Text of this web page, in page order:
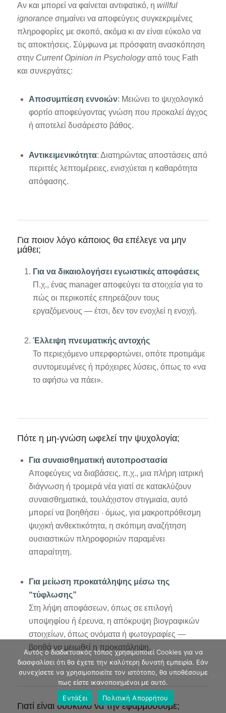
Αν και μπορεί να φαίνεται αντιφατικό, η willful
ignoranceσημαίνει να αποφεύγεις συγκεκριμένες
πληροφορίες με σκοπό, ακόμα κι αν είναι εύκολο να
τις αποκτήσεις. Σύμφωνα με πρόσφατη ανασκόπηση
στην Current Opinion in Psychologyαπό τους Fath
και συνεργάτες:
Αποσυμπίεση εννοιών: Μειώνει το ψυχολογικό
φορτίο αποφεύγοντας γνώση που προκαλεί άγχος
ή αποτελεί δυσάρεστο βάθος.
Αντικειμενικότητα: Διατηρώντας αποστάσεις από
περιττές λεπτομέρειες, ενισχύεται η καθαρότητα
απόφασης.
Για ποιον λόγο κάποιος θα επέλεγε να μην
μάθει;
Για να δικαιολογήσει εγωιστικές αποφάσεις
Π.χ., ένας manager αποφεύγει τα στοιχεία για το
πώς οι περικοπές επηρεάζουν τους
εργαζόμενους — έτσι, δεν τον ενοχλεί η ενοχή.
Έλλειψη πνευματικής αντοχής
Το περιεχόμενο υπερφορτώνει, οπότε προτιμάμε
συντομευμένες ή πρόχειρες λύσεις, όπως το «να
το αφήσω να πάει».
Πότε η μη-γνώση ωφελεί την ψυχολογία;
Για συναισθηματική αυτοπροστασία
Αποφεύγεις να διαβάσεις, π.χ., μια πλήρη ιατρική
διάγνωση ή τρομερά νέα γιατί σε κατακλύζουν
συναισθηματικά, τουλάχιστον στιγμιαία, αυτό
μπορεί να βοηθήσει · όμως, για μακροπρόθεσμη
ψυχική ανθεκτικότητα, η σκόπιμη αναζήτηση
ουσιαστικών πληροφοριών παραμένει
απαραίτητη.
Για μείωση προκατάληψης μέσω της
“τύφλωσης”
Στη λήψη αποφάσεων, όπως σε επιλογή
υποψηφίου ή έρευνα, η απόκρυψη βιογραφικών
στοιχείων, όπως ονόματα ή φωτογραφίες —
βοηθά να μειωθεί η προκατάληψη.
Γιατί είναι δύσκολο να την εφαρμόσουμε;
Αυτός ο διαδικτυακός τόπος χρησιμοποιεί Cookies για να
διασφαλίσει ότι θα έχετε την καλύτερη δυνατή εμπειρία. Εάν
συνεχίσετε να χρησιμοποιείτε τον ιστότοπο, θα υποθέσουμε
πως είστε ικανοποιημένοι με αυτό.
Εντάξει
Πολιτική Απορρήτου